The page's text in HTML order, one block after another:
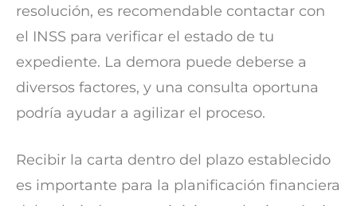
resolución, es recomendable contactar con
el INSS para verificar el estado de tu
expediente. La demora puede deberse a
diversos factores, y una consulta oportuna
podría ayudar a agilizar el proceso.
Recibir la carta dentro del plazo establecido
es importante para la planificación financiera